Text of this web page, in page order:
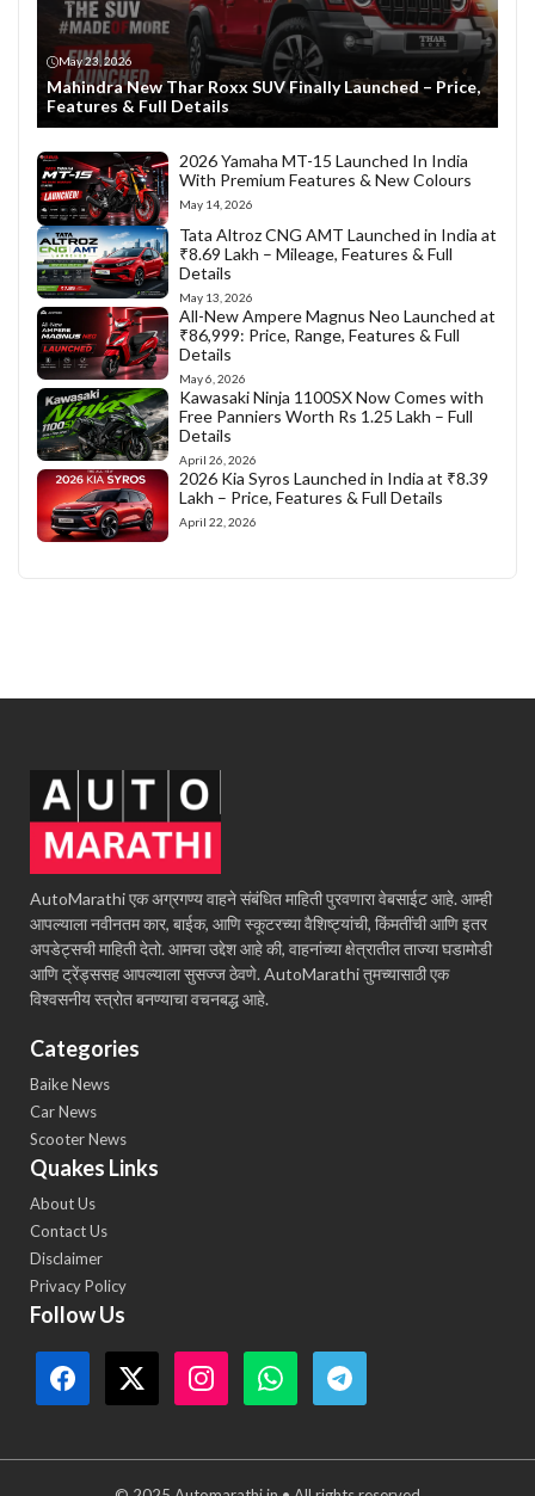
May 23, 2026
Mahindra New Thar Roxx SUV Finally Launched – Price,
Features & Full Details
2026 Yamaha MT-15 Launched In India
With Premium Features & New Colours
May 14, 2026
Tata Altroz CNG AMT Launched in India at
₹8.69 Lakh – Mileage, Features & Full
Details
May 13, 2026
All-New Ampere Magnus Neo Launched at
₹86,999: Price, Range, Features & Full
Details
May 6, 2026
Kawasaki Ninja 1100SX Now Comes with
Free Panniers Worth Rs 1.25 Lakh – Full
Details
April 26, 2026
2026 Kia Syros Launched in India at ₹8.39
Lakh – Price, Features & Full Details
April 22, 2026
AutoMarathi एक अग्रगण्य वाहने संबंधित माहिती पुरवणारा वेबसाईट आहे. आम्ही
आपल्याला नवीनतम कार, बाईक, आणि स्कूटरच्या वैशिष्ट्यांची, किंमतींची आणि इतर
अपडेट्सची माहिती देतो. आमचा उद्देश आहे की, वाहनांच्या क्षेत्रातील ताज्या घडामोडी
आणि ट्रेंड्ससह आपल्याला सुसज्ज ठेवणे. AutoMarathi तुमच्यासाठी एक
विश्वसनीय स्त्रोत बनण्याचा वचनबद्ध आहे.
Categories
Baike News
Car News
Scooter News
Quakes Links
About Us
Contact Us
Disclaimer
Privacy Policy
Follow Us